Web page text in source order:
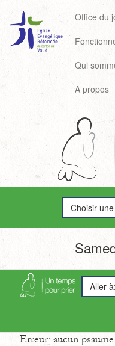
Office du
Qui
A propos
Choisir
Aller à:
Erreur: aucun